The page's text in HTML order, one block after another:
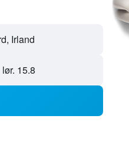
lør. 15.8